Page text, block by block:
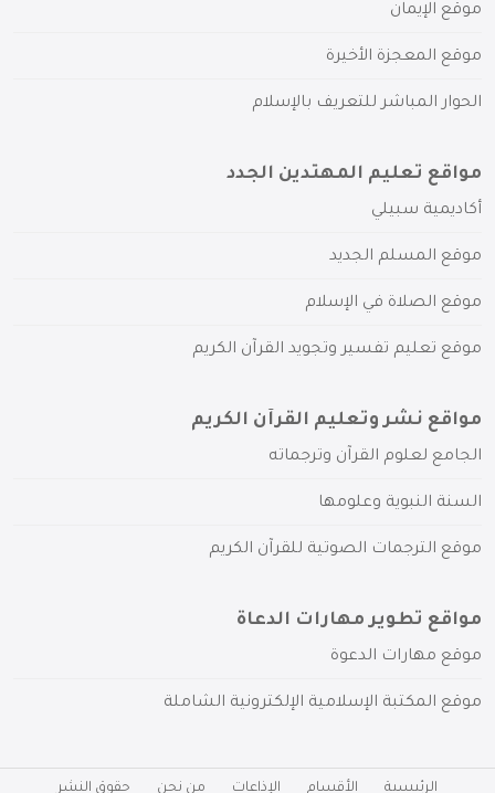
موقع الإيمان
موقع المعجزة الأخيرة
الحوار المباشر للتعريف بالإسلام
مواقع تعليم المهتدين الجدد
أكاديمية سبيلي
موقع المسلم الجديد
موقع الصلاة في الإسلام
موقع تعليم تفسير وتجويد القرآن الكريم
مواقع نشر وتعليم القرآن الكريم
الجامع لعلوم القرآن وترجماته
السنة النبوية وعلومها
موقع الترجمات الصوتية للقرآن الكريم
مواقع تطوير مهارات الدعاة
موقع مهارات الدعوة
موقع المكتبة الإسلامية الإلكترونية الشاملة
الرئيسية الأقسام الإذاعات من نحن حقوق النشر